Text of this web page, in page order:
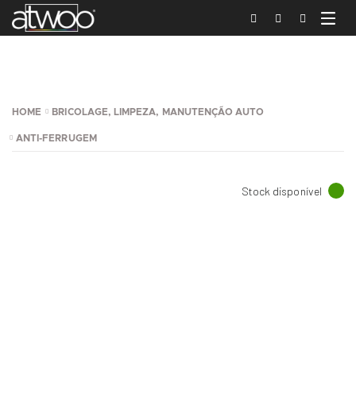
HOME BRICOLAGE, LIMPEZA, MANUTENÇÃO AUTO
ANTI-FERRUGEM
Stock disponível